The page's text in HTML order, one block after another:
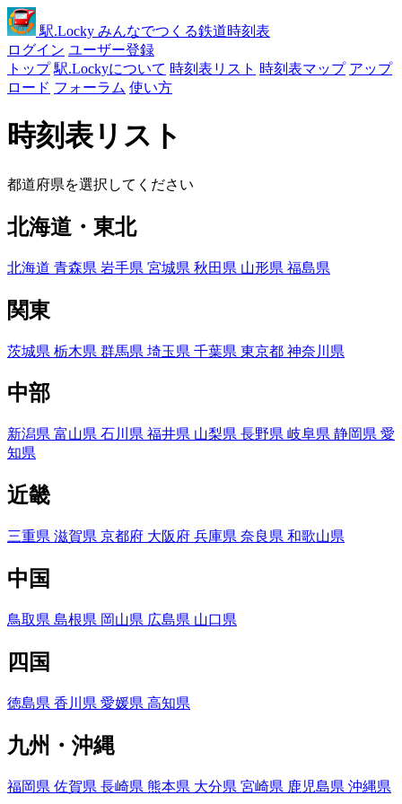
駅.Locky みんなでつくる鉄道時刻表
ログイン ユーザー登録
トップ 駅.Lockyについて 時刻表リスト 時刻表マップ アップ
ロード フォーラム 使い方
時刻表リスト
都道府県を選択してください
北海道・東北
北海道 青森県 岩手県 宮城県 秋田県 山形県 福島県
関東
茨城県 栃木県 群馬県 埼玉県 千葉県 東京都 神奈川県
中部
新潟県 富山県 石川県 福井県 山梨県 長野県 岐阜県 静岡県 愛
知県
近畿
三重県 滋賀県 京都府 大阪府 兵庫県 奈良県 和歌山県
中国
鳥取県 島根県 岡山県 広島県 山口県
四国
徳島県 香川県 愛媛県 高知県
九州・沖縄
福岡県 佐賀県 長崎県 熊本県 大分県 宮崎県 鹿児島県 沖縄県